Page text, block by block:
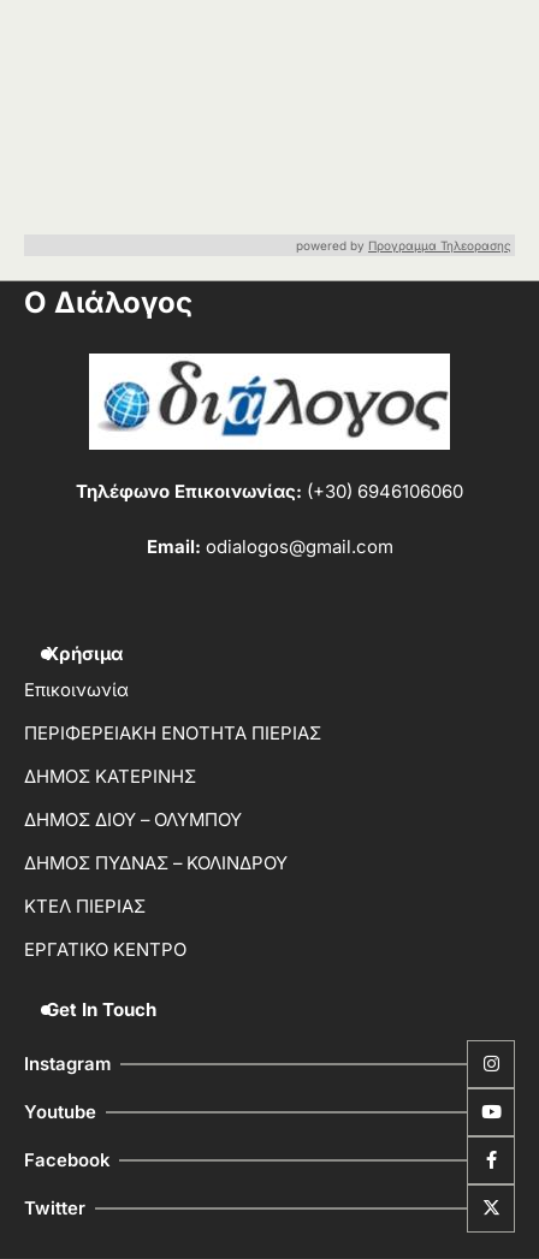
powered by Προγραμμα Τηλεορασης
Ο Διάλογος
Τηλέφωνο Επικοινωνίας: (+30) 6946106060
Email: odialogos@gmail.com
Χρήσιμα
Επικοινωνία
ΠΕΡΙΦΕΡΕΙΑΚΗ ΕΝΟΤΗΤΑ ΠΙΕΡΙΑΣ
ΔΗΜΟΣ ΚΑΤΕΡΙΝΗΣ
ΔΗΜΟΣ ΔΙΟΥ – ΟΛΥΜΠΟΥ
ΔΗΜΟΣ ΠΥΔΝΑΣ – ΚΟΛΙΝΔΡΟΥ
ΚΤΕΛ ΠΙΕΡΙΑΣ
ΕΡΓΑΤΙΚΟ ΚΕΝΤΡΟ
Get In Touch
Instagram
Youtube
Facebook
Twitter